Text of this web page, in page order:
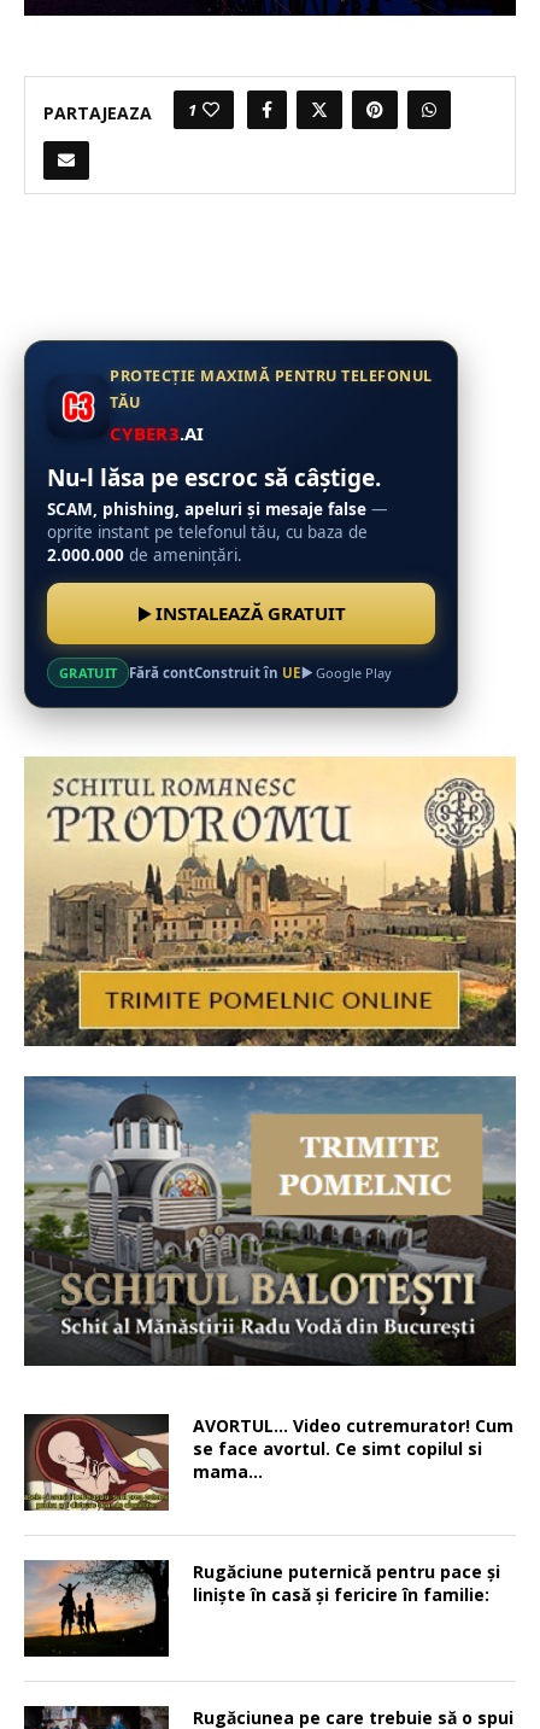
PARTAJEAZA 1
PROTECȚIE MAXIMĂ PENTRU TELEFONUL
TĂU
CYBER3.AI
Nu-l lăsa pe escroc să câștige.
SCAM, phishing, apeluri și mesaje false —
oprite instant pe telefonul tău, cu baza de
2.000.000 de amenințări.
INSTALEAZĂ GRATUIT
GRATUIT Fără contConstruit în UE Google Play
AVORTUL… Video cutremurator! Cum
se face avortul. Ce simt copilul si
mama…
Rugăciune puternică pentru pace şi
linişte în casă şi fericire în familie:
Rugăciunea pe care trebuie să o spui